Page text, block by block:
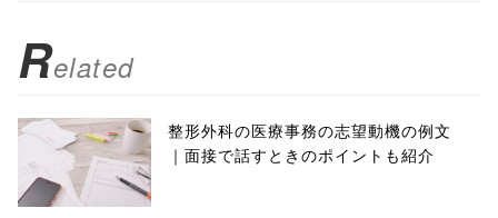
Related
整形外科の医療事務の志望動機の例文
｜面接で話すときのポイントも紹介